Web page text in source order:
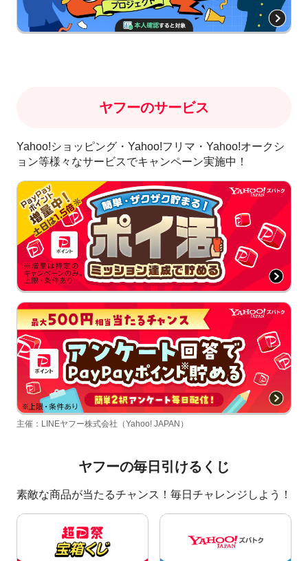
ヤフーのサービス
Yahoo!ショッピング・Yahoo!フリマ・Yahoo!オークシ
ョン等様々なサービスでキャンペーン実施中！
主催：LINEヤフー株式会社（Yahoo! JAPAN）
ヤフーの毎日引けるくじ
素敵な商品が当たるチャンス！毎日チャレンジしよう！